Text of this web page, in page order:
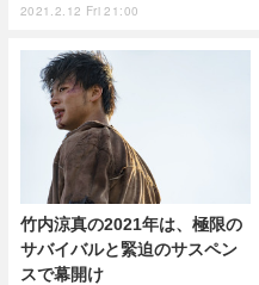
2021.2.12 Fri 21:00
竹内涼真の2021年は、極限の
サバイバルと緊迫のサスペン
スで幕開け